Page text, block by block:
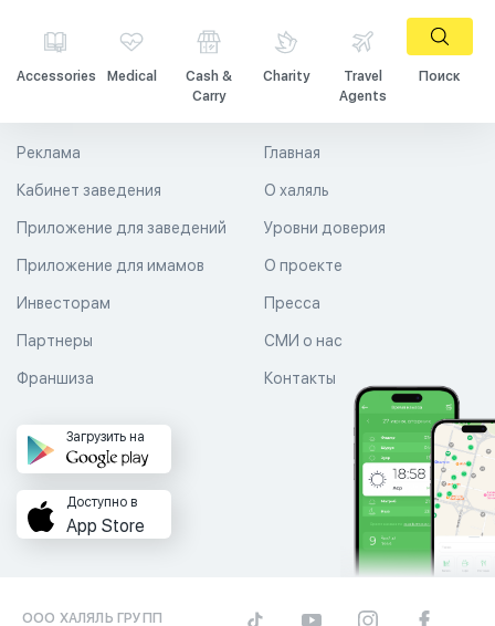
Accessories Medical
Cash &
Carry
Charity
Travel
Agents
Поиск
Главная
О халяль
Уровни доверия
Реклама
Кабинет заведения
Приложение для заведений
Приложение для имамов О проекте
Пресса
СМИ о нас
Контакты
Инвесторам
Партнеры
Франшиза
Загрузить на
Доступно в
App Store
ООО ХАЛЯЛЬ ГРУПП